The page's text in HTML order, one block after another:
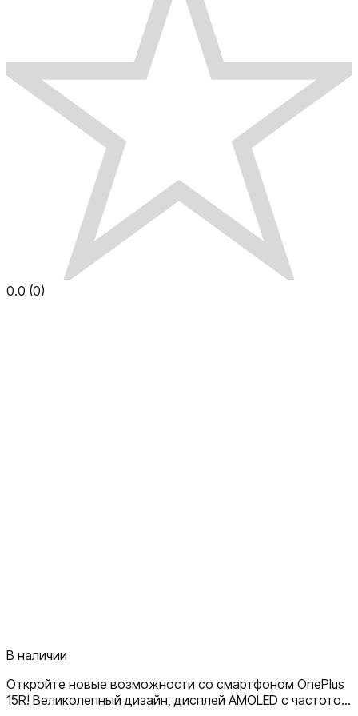
0.0 (0)
В наличии
Откройте новые возможности со смартфоном OnePlus
15R! Великолепный дизайн, дисплей AMOLED с частотой